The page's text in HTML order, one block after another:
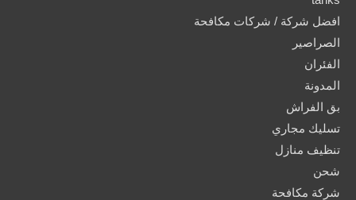
افضل شركة / شركات مكافحة
الصراصير
الفئران
المدونة
بق الفراش
تسليك مجاري
تنظيف منازل
شحن
شركة مكافحة